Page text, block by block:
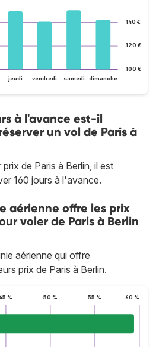
100 €
120 €
140 €
jeudi vendredi samedi dimanche
à l'avance est-il
un vol de Paris à
de Paris à Berlin, il est
160 jours à l'avance.
aérienne offre les prix
voler de Paris à Berlin
aérienne qui offre
prix de Paris à Berlin.
% 50 % 55 % 60 %